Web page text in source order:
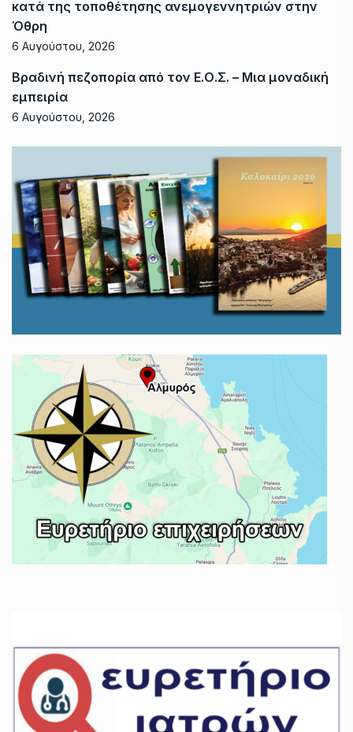
κατά της τοποθέτησης ανεμογεννητριών στην
Όθρη
6 Αυγούστου, 2026
Βραδινή πεζοπορία από τον Ε.Ο.Σ. – Μια μοναδική
εμπειρία
6 Αυγούστου, 2026